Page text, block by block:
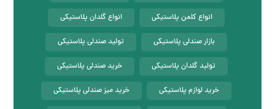
انواع کلمن پلاستیکی انواع گلدان پلاستیکی
بازار صندلی پلاستیکی تولید صندلی پلاستیکی
تولید گلدان پلاستیکی خرید صندلی پلاستیکی
خرید لوازم پلاستیکی خرید میز صندلی پلاستیکی